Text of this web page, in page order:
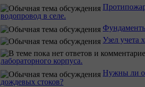
водопровод в селе.
Узел учета
лабораторного корпуса.
Нужны ли
дождевых стоков?